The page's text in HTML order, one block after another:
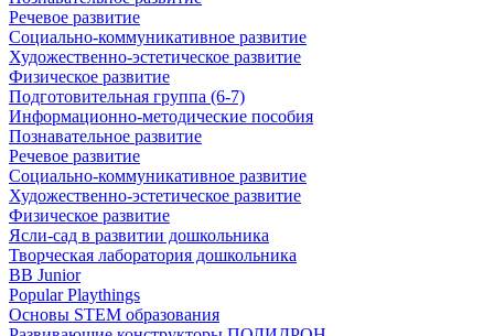
Речевое развитие
Социально-коммуникативное развитие
Художественно-эстетическое развитие
Физическое развитие
Подготовительная группа (6-7)
Информационно-методические пособия
Познавательное развитие
Речевое развитие
Социально-коммуникативное развитие
Художественно-эстетическое развитие
Физическое развитие
Ясли-сад в развитии дошкольника
Творческая лаборатория дошкольника
BB Junior
Popular Playthings
Основы STEM образования